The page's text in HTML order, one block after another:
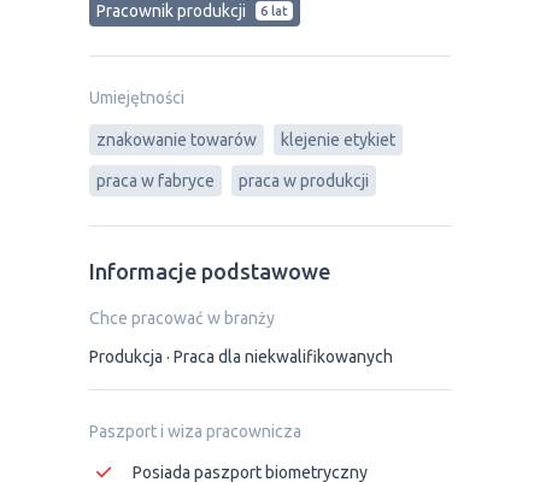
Pracownik produkcji 6 lat
Umiejętności
znakowanie towarów klejenie etykiet
praca w fabryce praca w produkcji
Informacje podstawowe
Chce pracować w branży
Produkcja
Praca dla niekwalifikowanych
Paszport i wiza pracownicza
Posiada paszport biometryczny